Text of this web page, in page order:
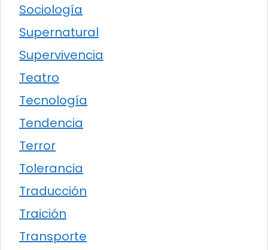
Sociología
Supernatural
Supervivencia
Teatro
Tecnología
Tendencia
Terror
Tolerancia
Traducción
Traición
Transporte